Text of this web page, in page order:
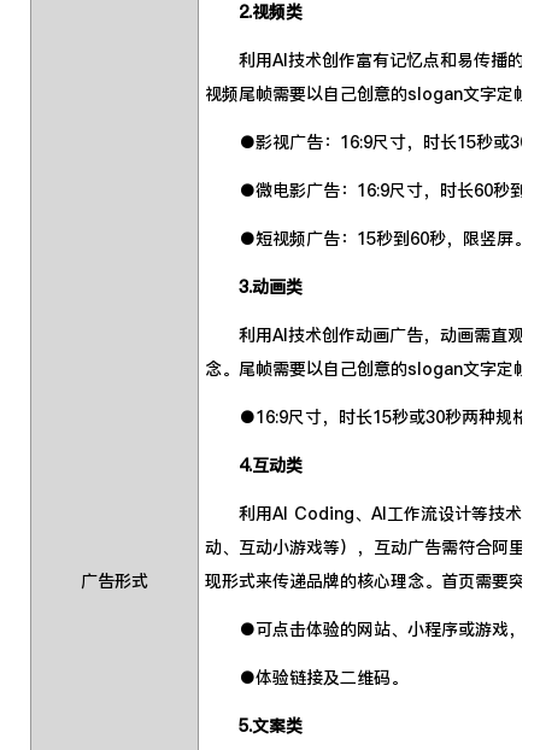
广告形式
2.视频类
利用AI技术创作富有记忆点和易传播的视
视频尾帧需要以自己创意的slogan文字定帧
●影视广告：16:9尺寸，时长15秒或30
●微电影广告：16:9尺寸，时长60秒到
●短视频广告：15秒到60秒，限竖屏。
3.动画类
利用AI技术创作动画广告，动画需直观展
念。尾帧需要以自己创意的slogan文字定帧
●16:9尺寸，时长15秒或30秒两种规格
4.互动类
利用AI Coding、AI工作流设计等技术
动、互动小游戏等），互动广告需符合阿里
现形式来传递品牌的核心理念。首页需要突
●可点击体验的网站、小程序或游戏，内
●体验链接及二维码。
5.文案类